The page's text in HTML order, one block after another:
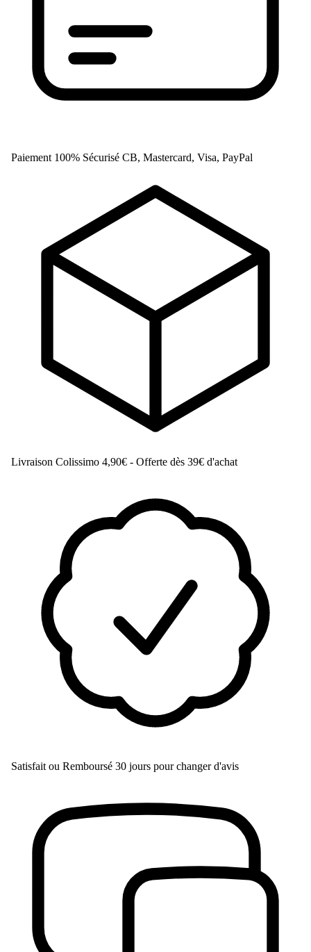
Paiement 100% Sécurisé CB, Mastercard, Visa, PayPal
Livraison Colissimo 4,90€ - Offerte dès 39€ d'achat
Satisfait ou Remboursé 30 jours pour changer d'avis